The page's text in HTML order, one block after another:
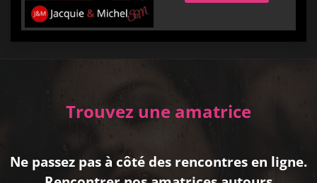
Trouvez une amatrice
Ne passez pas à côté des rencontres en ligne.